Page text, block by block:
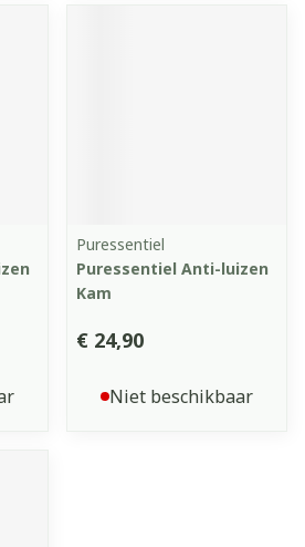
Puressentiel
Puressentiel Anti-luizen
Kam
€ 24,90
Niet beschikbaar